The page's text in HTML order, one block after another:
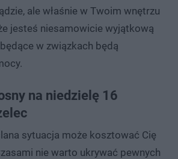
ale właśnie w Twoim wnętrzu
jesteś niesamowicie wyjątkową
w związkach będą
na niedzielę 16
sytuacja może kosztować Cię
nie warto ukrywać pewnych